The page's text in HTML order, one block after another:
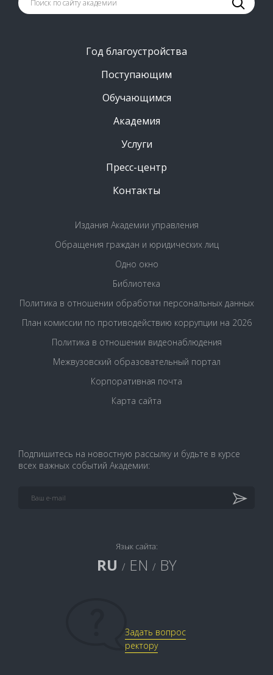
Год благоустройства
Поступающим
Обучающимся
Академия
Услуги
Пресс-центр
Контакты
Издания Академии управления
Обращения граждан и юридических лиц
Одно окно
Библиотека
Политика в отношении обработки персональных данных
План комиссии по противодействию коррупции на 2026
Политика в отношении видеонаблюдения
Межвузовский образовательный портал
Корпоративная почта
Карта сайта
Подпишитесь на новостную рассылку и будьте в курсе
всех важных событий Академии:
Язык сайта:
RU / EN / BY
Задать вопрос
ректору